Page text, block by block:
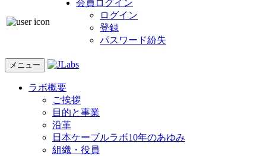
会員ログイン
ログイン
登録
パスワード紛失
メニュー
ラボ概要
ご挨拶
目的と事業
沿革
日本ケーブルラボ10年のあゆみ
組織・役員